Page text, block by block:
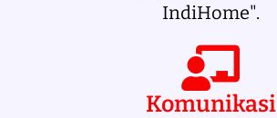
IndiHome".
Komunikasi